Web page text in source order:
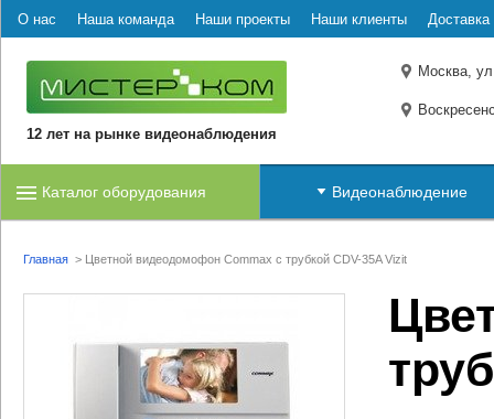
О нас Наша команда Наши проекты Наши клиенты Доставка
12 лет на рынке видеонаблюдения
Москва,
Каталог оборудования Видеонаблюдение
Главная > Цветной видеодомофон Commax с трубкой CDV-35A Vizit